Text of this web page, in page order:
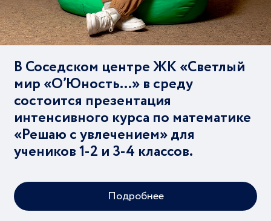
В Соседском центре ЖК «Светлый
мир «О’Юность…» в среду
состоится презентация
интенсивного курса по математике
«Решаю с увлечением» для
учеников 1-2 и 3-4 классов.
Подробнее